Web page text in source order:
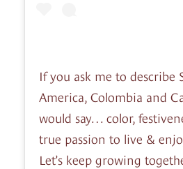
If you ask me to describe
America, Colombia and
would say… color,
true passion to live &
Let’s keep growing